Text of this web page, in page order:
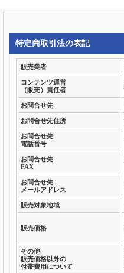
特定商取引法の表記
販売業者
コンテンツ運営
（販売）責任者
お問合せ先
お問合せ先住所
お問合せ先
電話番号
お問合せ先
FAX
お問合せ先
メールアドレス
販売対象地域
販売価格
その他
販売価格以外の
付帯費用について